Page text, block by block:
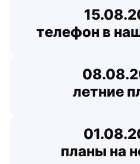
телефон в
летние
планы на